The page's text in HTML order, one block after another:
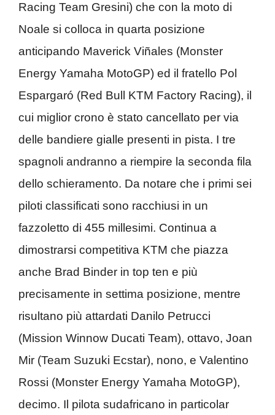
Racing Team Gresini) che con la moto di
Noale si colloca in quarta posizione
anticipando Maverick Viñales (Monster
Energy Yamaha MotoGP) ed il fratello Pol
Espargaró (Red Bull KTM Factory Racing), il
cui miglior crono è stato cancellato per via
delle bandiere gialle presenti in pista. I tre
spagnoli andranno a riempire la seconda fila
dello schieramento. Da notare che i primi sei
piloti classificati sono racchiusi in un
fazzoletto di 455 millesimi. Continua a
dimostrarsi competitiva KTM che piazza
anche Brad Binder in top ten e più
precisamente in settima posizione, mentre
risultano più attardati Danilo Petrucci
(Mission Winnow Ducati Team), ottavo, Joan
Mir (Team Suzuki Ecstar), nono, e Valentino
Rossi (Monster Energy Yamaha MotoGP),
decimo. Il pilota sudafricano in particolar